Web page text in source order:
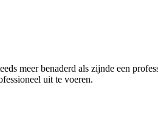
meer benaderd als zijnde een
uit te voeren.